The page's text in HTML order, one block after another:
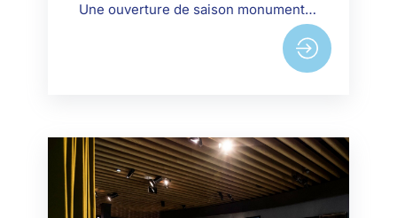
Une ouverture de saison monumentale. Porté par la puissance inédite d’un double orchestre, Beethoven brise les codes